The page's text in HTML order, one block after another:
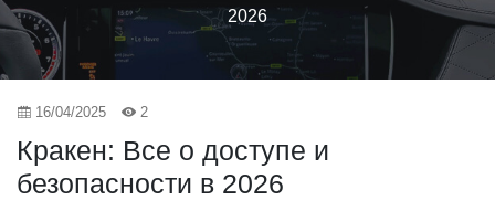
2026
16/04/2025 2
Кракен: Все о доступе и
безопасности в 2026